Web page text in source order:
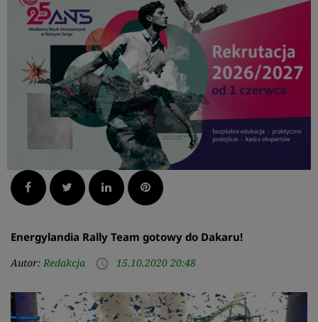
Facebook Twitter LinkedInPinterest
Energylandia Rally Team gotowy do Dakaru!
Autor: Redakcja access_time 15.10.2020 20:48